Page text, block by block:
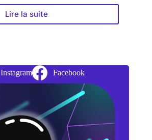
Lire la suite
Au
vestiges
bien
cachés
la
période
gallo-
romaine
Instagram Facebook